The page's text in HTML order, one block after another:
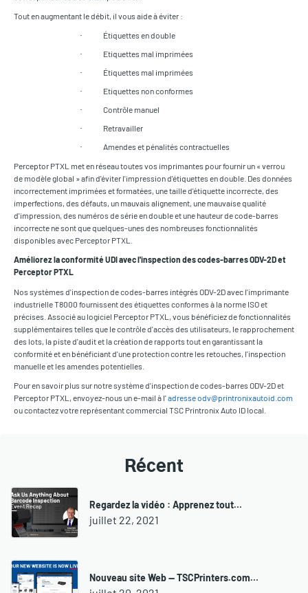
Tout en augmentant le débit, il vous aide à éviter :
·
Étiquettes en double
·
Etiquettes mal imprimées
·
Étiquettes mal imprimées
·
Etiquettes non conformes
·
Contrôle manuel
·
Retravailler
·
Amendes et pénalités contractuelles
Perceptor PTXL met en réseau toutes vos imprimantes pour fournir un « verrou
de modèle global » afin d'éviter l'impression d'étiquettes en double. Des données
incorrectement imprimées et formatées, une taille d'étiquette incorrecte, des
imperfections, des défauts, un mauvais alignement, une mauvaise qualité
d'impression, des numéros de série en double et une hauteur de code-barres
incorrecte ne sont que quelques-unes des nombreuses fonctionnalités
disponibles avec Perceptor PTXL.
Améliorez la conformité UDI avec l'inspection des codes-barres ODV-2D et
Perceptor PTXL
Nos systèmes d'inspection de codes-barres intégrés ODV-2D avec l'imprimante
industrielle T8000 fournissent des étiquettes conformes à la norme ISO et
précises. Associé au logiciel Perceptor PTXL, vous bénéficiez de fonctionnalités
supplémentaires telles que le contrôle d'accès des utilisateurs, le rapprochement
des lots, la piste d'audit et la création de rapports tout en garantissant la
conformité et en bénéficiant d'une protection contre les retouches, l'inspection
manuelle et les amendes potentielles.
Pour en savoir plus sur notre système d'inspection de codes-barres ODV-2D et
Perceptor PTXL, envoyez-nous un e-mail à l'adresse odv@printronixautoid.com
ou contactez votre représentant commercial TSC Printronix Auto ID local.
Récent
Regardez la vidéo : Apprenez tout…
juillet 22, 2021
Nouveau site Web — TSCPrinters.com…